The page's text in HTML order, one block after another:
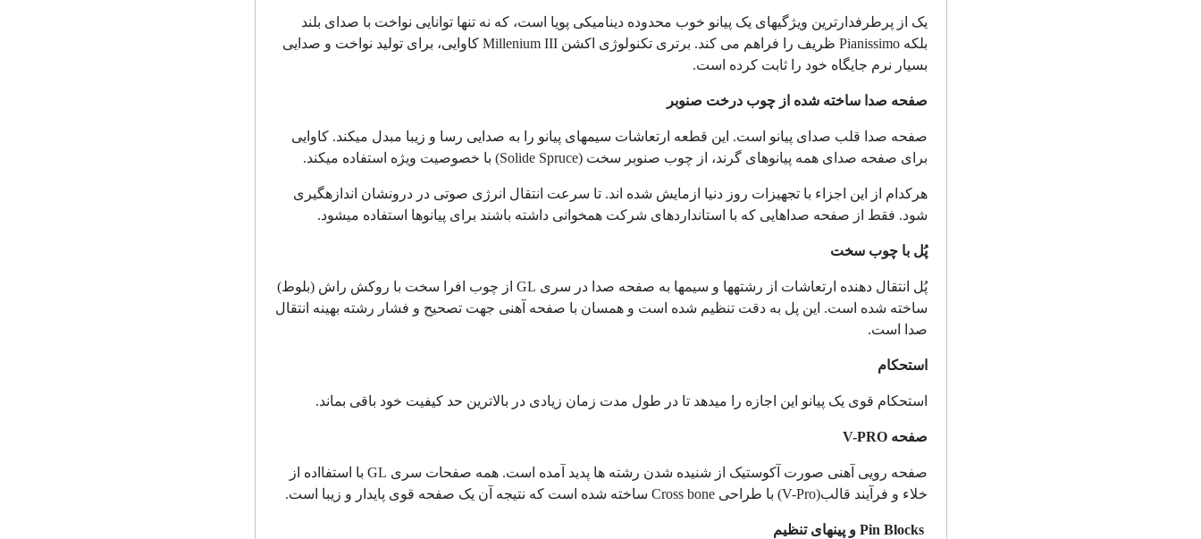
یک از پرطرفدارترین ویژگی­های یک پیانو خوب محدوده دینامیکی پویا است، که نه تنها توانایی نواخت با صدای بلند
بلکهPianissimo ظریف را فراهم می کند. برتری تکنولوژی اکشنMillenium III کاوایی، برای تولید نواخت و صدایی
بسیار نرم جایگاه خود را ثابت کرده است.
صفحه صدا ساخته شده از چوب درخت صنوبر
صفحه صدا قلب صدای پیانو است. این قطعه ارتعاشات سیم­های پیانو را به صدایی رسا و زیبا مبدل می­کند. کاوایی
برای صفحه صدای همه پیانوهای گرند، از چوب صنوبر سخت(Solide Spruce) با خصوصیت ویژه استفاده می­کند.
هرکدام از این اجزاء با تجهیزات روز دنیا ازمایش شده اند. تا سرعت انتقال انرژی صوتی در درونشان اندازه­گیری
شود. فقط از صفحه صداهایی که با استانداردهای شرکت همخوانی داشته باشند برای پیانوها استفاده می­شود.
پُل با چوب سخت
پُل انتقال دهنده ارتعاشات از رشته­ها و سیم­ها به صفحه صدا در سری GL از چوب افرا سخت با روکش راش (بلوط)
ساخته شده است. این پل به دقت تنظیم شده است و همسان با صفحه آهنی جهت تصحیح و فشار رشته بهینه انتقال
صدا است.
استحکام
استحکام قوی یک پیانو این اجازه را می­دهد تا در طول مدت زمان زیادی در بالاترین حد کیفیت خود باقی بماند.
صفحهV-PRO
صفحه رویی آهنی صورت آکوستیک از شنیده شدن رشته­ ها پدید آمده است. همه صفحات سری GL با استفااده از
خلاء و فرآیند قالب(V-Pro) با طراحیCross bone ساخته شده است که نتیجه آن یک صفحه قوی پایدار و زیبا است.
Pin Blocks و پین­های تنظیم